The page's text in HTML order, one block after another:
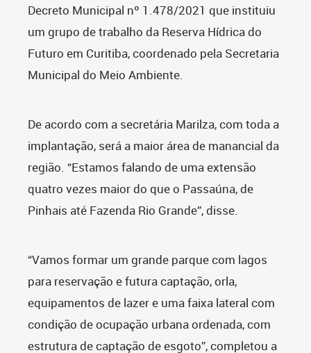
Decreto Municipal nº 1.478/2021 que instituiu
um grupo de trabalho da Reserva Hídrica do
Futuro em Curitiba, coordenado pela Secretaria
Municipal do Meio Ambiente.
De acordo com a secretária Marilza, com toda a
implantação, será a maior área de manancial da
região. “Estamos falando de uma extensão
quatro vezes maior do que o Passaúna, de
Pinhais até Fazenda Rio Grande”, disse.
“Vamos formar um grande parque com lagos
para reservação e futura captação, orla,
equipamentos de lazer e uma faixa lateral com
condição de ocupação urbana ordenada, com
estrutura de captação de esgoto”, completou a